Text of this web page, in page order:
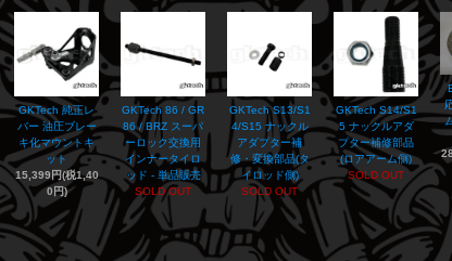
GKTech 純正レ
バー 油圧ブレー
キ化マウントキ
ット
15,399円(税1,40
0円)
GKTech 86 / GR
86 / BRZ スーパ
ーロック交換用
インナータイロ
ッド - 単品販売
SOLD OUT
GKTech S13/S1
4/S15 ナックル
アダプター補
修・変換部品(タ
イロッド側)
SOLD OUT
GKTech S14/S1
5 ナックルアダ
プター補修部品
(ロアアーム側)
SOLD OUT